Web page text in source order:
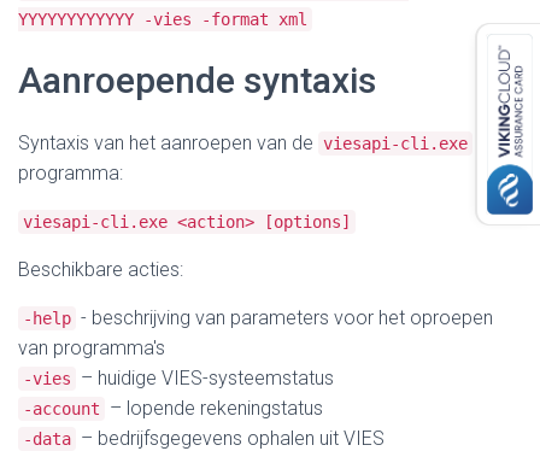
YYYYYYYYYYYY -vies -format xml
Aanroepende syntaxis
Syntaxis van het aanroepen van de viesapi-cli.exe
programma:
viesapi-cli.exe <action> [options]
Beschikbare acties:
-help - beschrijving van parameters voor het oproepen
van programma's
-vies – huidige VIES-systeemstatus
-account – lopende rekeningstatus
-data – bedrijfsgegevens ophalen uit VIES